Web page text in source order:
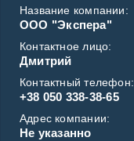
Название компании:
ООО "Экспера"
Контактное лицо:
Дмитрий
Контактный телефон:
+38 050 338-38-65
Адрес компании:
Не указанно